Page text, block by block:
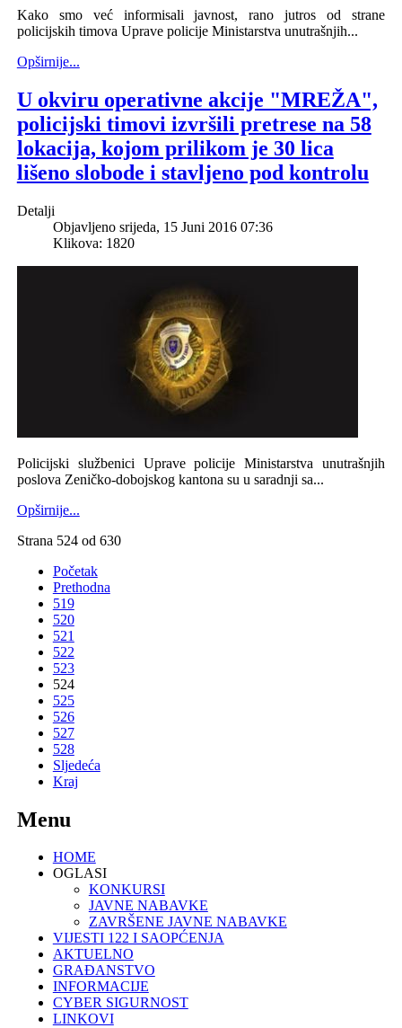
Kako smo već informisali javnost, rano jutros od strane
policijskih timova Uprave policije Ministarstva unutrašnjih...
Opširnije...
U okviru operativne akcije "MREŽA",
policijski timovi izvršili pretrese na 58
lokacija, kojom prilikom je 30 lica
lišeno slobode i stavljeno pod kontrolu
Detalji
Objavljeno srijeda, 15 Juni 2016 07:36
Klikova: 1820
Policijski službenici Uprave policije Ministarstva unutrašnjih
poslova Zeničko-dobojskog kantona su u saradnji sa...
Opširnije...
Strana 524 od 630
Početak
Prethodna
519
520
521
522
523
524
525
526
527
528
Sljedeća
Kraj
Menu
HOME
OGLASI
KONKURSI
JAVNE NABAVKE
ZAVRŠENE JAVNE NABAVKE
VIJESTI 122 I SAOPĆENJA
AKTUELNO
GRAĐANSTVO
INFORMACIJE
CYBER SIGURNOST
LINKOVI